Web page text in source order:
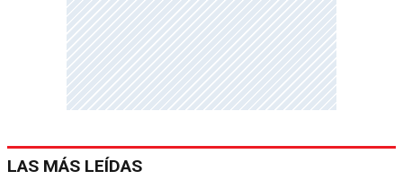
LAS MÁS LEÍDAS